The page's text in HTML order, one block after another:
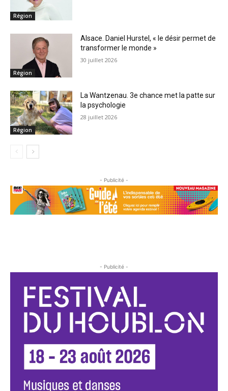
Région
Région
Alsace. Daniel Hurstel, « le désir permet de
transformer le monde »
30 juillet 2026
Région
La Wantzenau. 3e chance met la patte sur
la psychologie
28 juillet 2026
- Publicité -
- Publicité -